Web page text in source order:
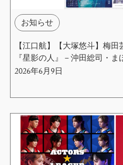
お知らせ
【江口航】【大塚悠斗】梅
『星影の人』－沖田総司・
2026年6月9日